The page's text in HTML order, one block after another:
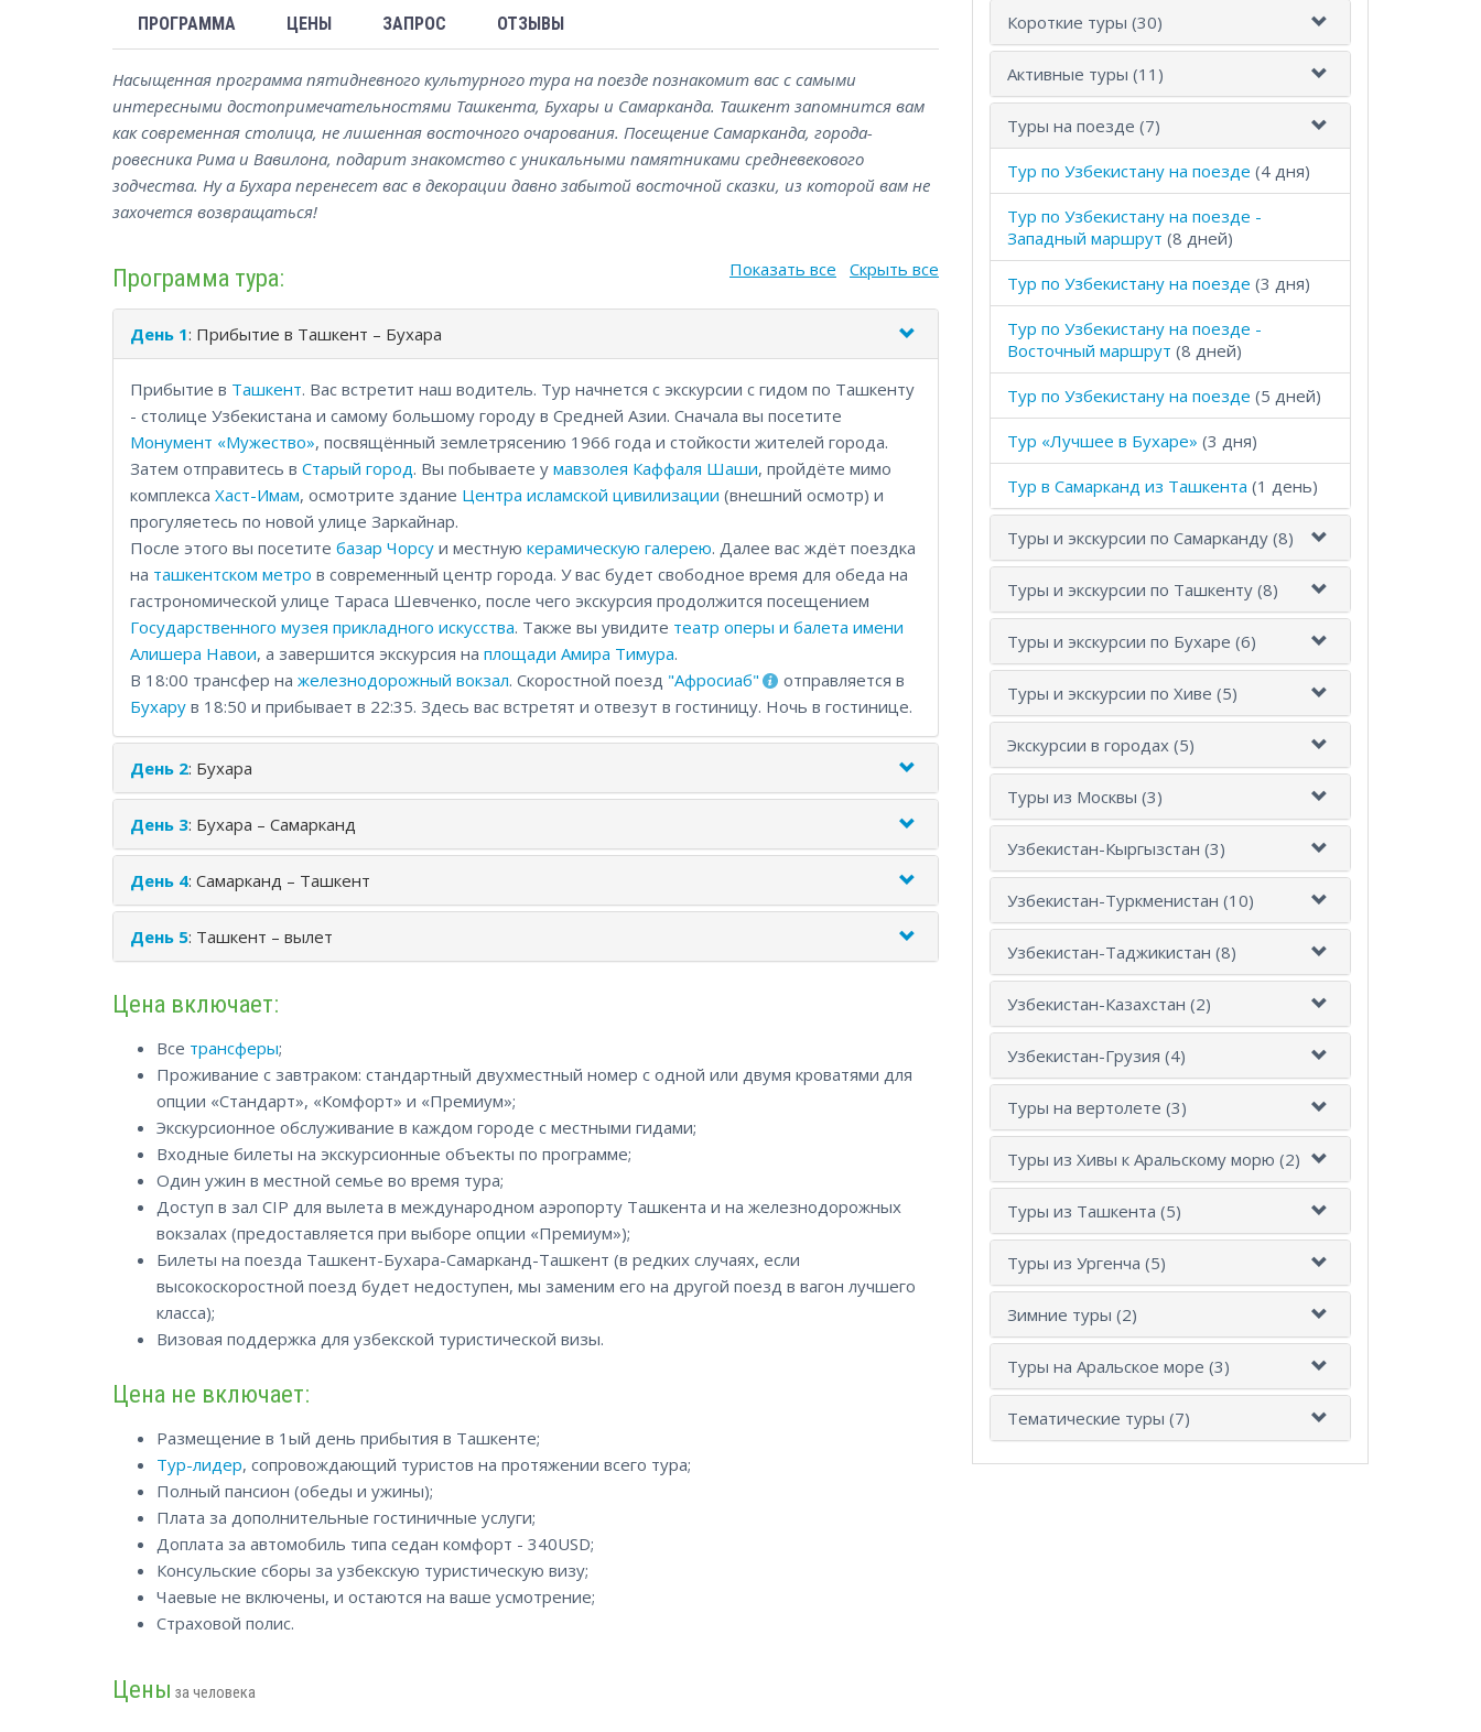
ПРОГРАММА ЦЕНЫ ЗАПРОС ОТЗЫВЫ
Насыщенная программа пятидневного культурного тура на поезде познакомит вас с самыми
интересными достопримечательностями Ташкента, Бухары и Самарканда. Ташкент запомнится вам
как современная столица, не лишенная восточного очарования. Посещение Самарканда, города-
ровесника Рима и Вавилона, подарит знакомство с уникальными памятниками средневекового
зодчества. Ну а Бухара перенесет вас в декорации давно забытой восточной сказки, из которой вам не
захочется возвращаться!
Программа тура: Показать все Скрыть все
День 1: Прибытие в Ташкент – Бухара
Прибытие в Ташкент. Вас встретит наш водитель. Тур начнется с экскурсии с гидом по Ташкенту
- столице Узбекистана и самому большому городу в Средней Азии. Сначала вы посетите
Монумент «Мужество», посвящённый землетрясению 1966 года и стойкости жителей города.
Затем отправитесь в Старый город. Вы побываете у мавзолея Каффаля Шаши, пройдёте мимо
комплекса Хаст-Имам, осмотрите здание Центра исламской цивилизации (внешний осмотр) и
прогуляетесь по новой улице Заркайнар.
После этого вы посетите базар Чорсу и местную керамическую галерею. Далее вас ждёт поездка
на ташкентском метро в современный центр города. У вас будет свободное время для обеда на
гастрономической улице Тараса Шевченко, после чего экскурсия продолжится посещением
Государственного музея прикладного искусства. Также вы увидите театр оперы и балета имени
Алишера Навои, а завершится экскурсия на площади Амира Тимура.
В 18:00 трансфер на железнодорожный вокзал. Скоростной поезд "Афросиаб"
отправляется в
Бухару в 18:50 и прибывает в 22:35. Здесь вас встретят и отвезут в гостиницу. Ночь в гостинице.
День 2: Бухара
День 3: Бухара – Самарканд
День 4: Самарканд – Ташкент
День 5: Ташкент – вылет
Цена включает:
Все трансферы;
Проживание с завтраком: стандартный двухместный номер с одной или двумя кроватями для
опции «Стандарт», «Комфорт» и «Премиум»;
Экскурсионное обслуживание в каждом городе с местными гидами;
Входные билеты на экскурсионные объекты по программе;
Один ужин в местной семье во время тура;
Доступ в зал CIP для вылета в международном аэропорту Ташкента и на железнодорожных
вокзалах (предоставляется при выборе опции «Премиум»);
Билеты на поезда Ташкент-Бухара-Самарканд-Ташкент (в редких случаях, если
высокоскоростной поезд будет недоступен, мы заменим его на другой поезд в вагон лучшего
класса);
Визовая поддержка для узбекской туристической визы.
Цена не включает:
Размещение в 1ый день прибытия в Ташкенте;
Тур-лидер, сопровождающий туристов на протяжении всего тура;
Полный пансион (обеды и ужины);
Плата за дополнительные гостиничные услуги;
Доплата за автомобиль типа седан комфорт - 340USD;
Консульские сборы за узбекскую туристическую визу;
Чаевые не включены, и остаются на ваше усмотрение;
Страховой полис.
Цены за человека
Короткие туры (30)
Активные туры (11)
Туры на поезде (7)
Тур по Узбекистану на поезде (4 дня)
Тур по Узбекистану на поезде -
Западный маршрут (8 дней)
Тур по Узбекистану на поезде (3 дня)
Тур по Узбекистану на поезде -
Восточный маршрут (8 дней)
Тур по Узбекистану на поезде (5 дней)
Тур «Лучшее в Бухаре» (3 дня)
Тур в Самарканд из Ташкента (1 день)
Туры и экскурсии по Самарканду (8)
Туры и экскурсии по Ташкенту (8)
Туры и экскурсии по Бухаре (6)
Туры и экскурсии по Хиве (5)
Экскурсии в городах (5)
Туры из Москвы (3)
Узбекистан-Кыргызстан (3)
Узбекистан-Туркменистан (10)
Узбекистан-Таджикистан (8)
Узбекистан-Казахстан (2)
Узбекистан-Грузия (4)
Туры на вертолете (3)
Туры из Хивы к Аральскому морю (2)
Туры из Ташкента (5)
Туры из Ургенча (5)
Зимние туры (2)
Туры на Аральское море (3)
Тематические туры (7)